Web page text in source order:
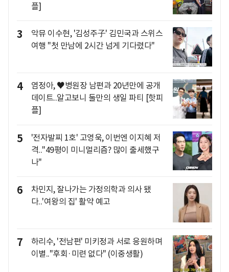
플]
3
악뮤 이수현, '김성주子' 김민국과 스위스
여행 "첫 만남에 2시간 넘게 기다렸다"
4
염정아, ♥병원장 남편과 20년만에 공개
데이트..알고보니 둘만의 생일 파티 [핫피
플]
5
'전자발찌 1호' 고영욱, 이번엔 이지혜 저
격.."49평이 미니멀리즘? 많이 출세했구
나"
6
차민지, 잘나가는 가정의학과 의사 됐
다..'여왕의 집' 활약 예고
7
하리수, '전남편' 미키정과 서로 응원하며
이별.."후회·미련 없다" (이중생활)